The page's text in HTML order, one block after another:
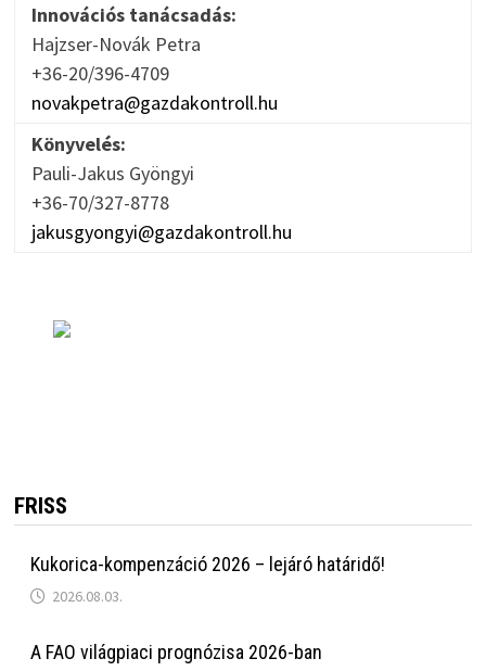
Innovációs tanácsadás:
Hajzser-Novák Petra
+36-20/396-4709
novakpetra@gazdakontroll.hu
Könyvelés:
Pauli-Jakus Gyöngyi
+36-70/327-8778
jakusgyongyi@gazdakontroll.hu
FRISS
Kukorica-kompenzáció 2026 – lejáró határidő!
2026.08.03.
A FAO világpiaci prognózisa 2026-ban